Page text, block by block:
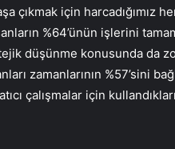
çıkmak için harcadığımız
%64’ünün işlerini
düşünme konusunda da
zamanlarının %57’sini
çalışmalar için